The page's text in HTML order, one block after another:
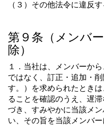
（３）その他法令に違反
第９条（メンバ
除）
１．当社は、メンバーか
ではなく、訂正・追加・
す。）を求められたとき
ることを確認のうえ、遅
づき、すみやかに当該メ
い、その旨を当該メンバー